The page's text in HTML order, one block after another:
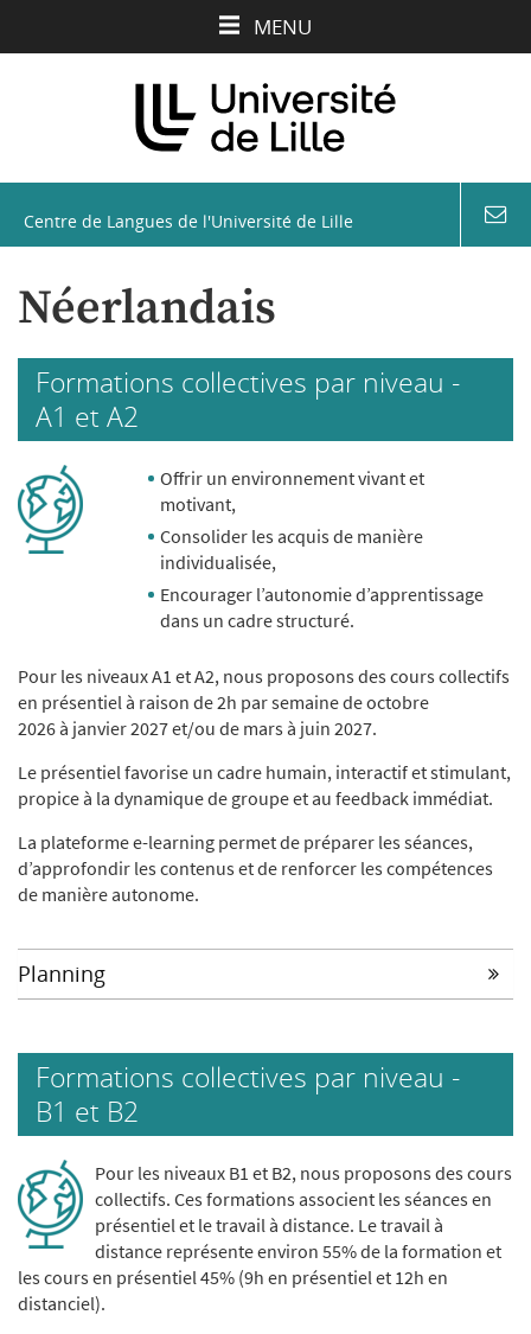
MENU
Centre de Langues de l'Université de Lille
&
Néerlandais
Formations collectives par niveau -
A1 et A2
Offrir un environnement vivant et
motivant,
Consolider les acquis de manière
individualisée,
Encourager l’autonomie d’apprentissage
dans un cadre structuré.
Pour les niveaux A1 et A2, nous proposons des cours collectifs
en présentiel à raison de 2h par semaine de octobre
2026 à janvier 2027et/ou de mars à juin 2027.
Le présentiel favorise un cadre humain, interactif et stimulant,
propice à la dynamique de groupe et au feedback immédiat.
La plateforme e-learning permet de préparer les séances,
d’approfondir les contenus et de renforcer les compétences
de manière autonome.
Planning
Formations collectives par niveau -
B1 et B2
Pour les niveaux B1 et B2, nous proposons des cours
collectifs. Ces formations associent les séances en
présentiel et le travail à distance. Le travail à
distance représente environ 55% de la formation et
les cours en présentiel 45% (9h en présentiel et 12h en
distanciel).